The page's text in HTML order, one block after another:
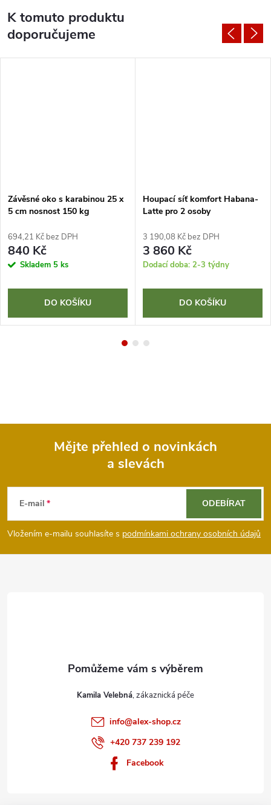
K tomuto produktu
doporučujeme
Závěsné oko s karabinou 25 x
5 cm nosnost 150 kg
694,21 Kč bez DPH
840 Kč
Skladem 5 ks
DO KOŠÍKU
Houpací síť komfort Habana-
Latte pro 2 osoby
3 190,08 Kč bez DPH
3 860 Kč
Dodací doba: 2-3 týdny
DO KOŠÍKU
p
a
Mějte přehled o novinkách
a slevách
E-mail
Vložením e-mailu souhlasíte s podmínkami ochrany osobních údajů
ODEBÍRAT
Kamila Velebná
info@alex-shop.cz
+420 737 239 192
Facebook